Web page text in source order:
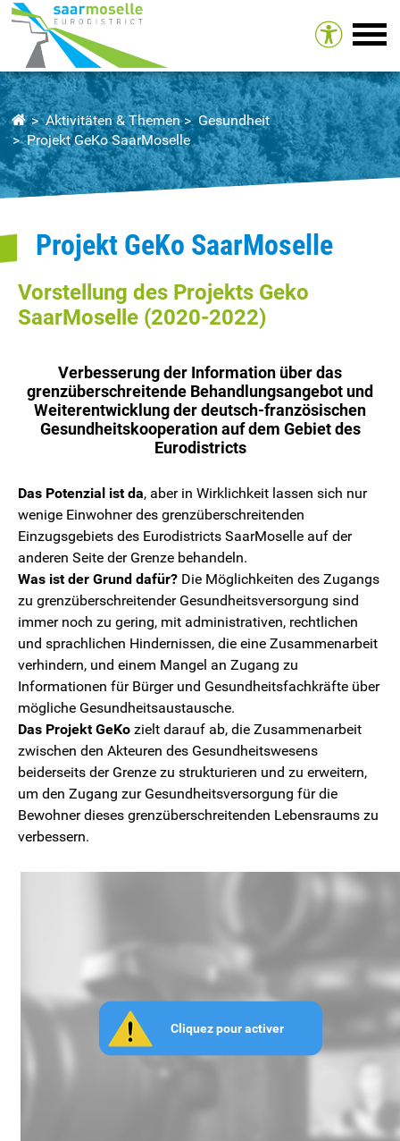
Aktivitäten & Themen
Gesundheit
Projekt GeKo SaarMoselle
Projekt GeKo SaarMoselle
Vorstellung des Projekts Geko
SaarMoselle (2020-2022)
Verbesserung der Information über das
grenzüberschreitende Behandlungsangebot und
Weiterentwicklung der deutsch-französischen
Gesundheitskooperation auf dem Gebiet des
Eurodistricts
Das Potenzial ist da, aber in Wirklichkeit lassen sich nur
wenige Einwohner des grenzüberschreitenden
Einzugsgebiets des Eurodistricts SaarMoselle auf der
anderen Seite der Grenze behandeln.
Was ist der Grund dafür? Die Möglichkeiten des Zugangs
zu grenzüberschreitender Gesundheitsversorgung sind
immer noch zu gering, mit administrativen, rechtlichen
und sprachlichen Hindernissen, die eine Zusammenarbeit
verhindern, und einem Mangel an Zugang zu
Informationen für Bürger und Gesundheitsfachkräfte über
mögliche Gesundheitsaustausche.
Das Projekt GeKo zielt darauf ab, die Zusammenarbeit
zwischen den Akteuren des Gesundheitswesens
beiderseits der Grenze zu strukturieren und zu erweitern,
um den Zugang zur Gesundheitsversorgung für die
Bewohner dieses grenzüberschreitenden Lebensraums zu
verbessern.